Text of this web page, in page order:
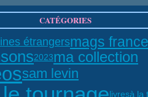
CATÉGORIES
étrangersmags france
2023ma collection
sam levin
livresà la